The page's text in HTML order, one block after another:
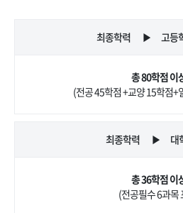
최종학력 ▶ 고등
총 80학점 이
(전공 45학점 +교양 15학점+
최종학력 ▶ 대
총 36학점 이
(전공필수 6과목